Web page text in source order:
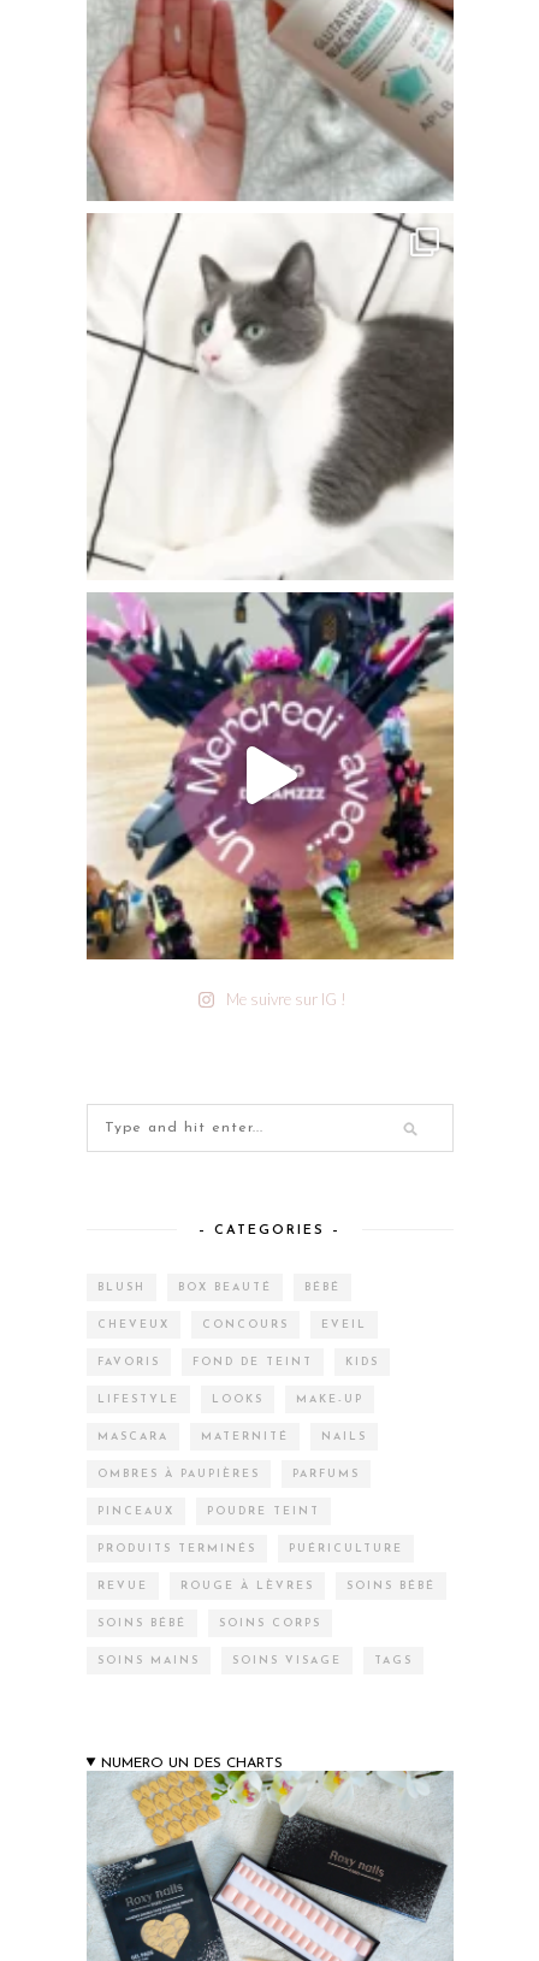
Me suivre sur IG !
– CATEGORIES –
BLUSH BOX BEAUTÉ BÉBÉ
CHEVEUX CONCOURS EVEIL
FAVORIS FOND DE TEINT KIDS
LIFESTYLE LOOKS MAKE-UP
MASCARA MATERNITÉ NAILS
OMBRES À PAUPIÈRES PARFUMS
PINCEAUX POUDRE TEINT
PRODUITS TERMINÉS PUÉRICULTURE
REVUE ROUGE À LÈVRES SOINS BÉBÉ
SOINS BÉBÉ SOINS CORPS
SOINS MAINS SOINS VISAGE TAGS
NUMERO UN DES CHARTS